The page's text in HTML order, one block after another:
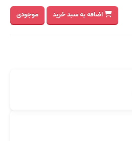
موجودی اضافه به سبد خرید